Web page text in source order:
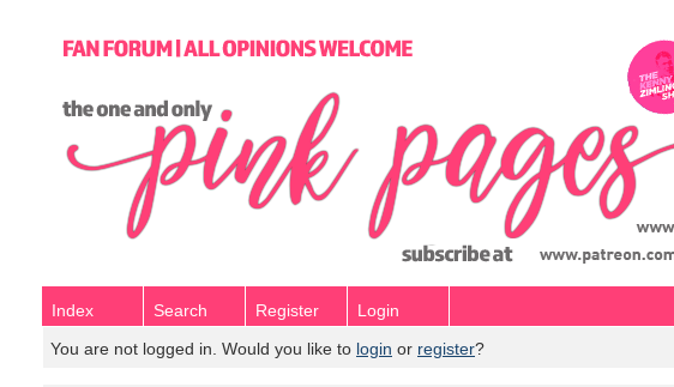
Index Search Register
Login
You are not logged in. Would you like to login or register?